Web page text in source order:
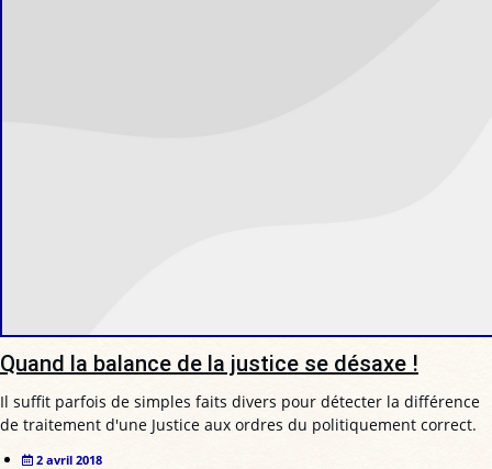
Quand la balance de la justice se désaxe !
Il suffit parfois de simples faits divers pour détecter la différence
de traitement d'une Justice aux ordres du politiquement correct.
2 avril 2018